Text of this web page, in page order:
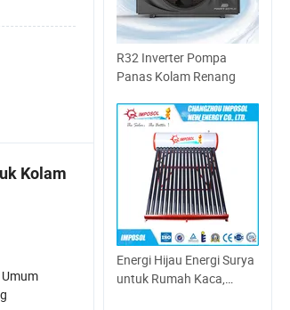
Kolam
R32 Inverter Pompa
Panas Kolam Renang
Energi Hijau Energi Surya
untuk Rumah Kaca,